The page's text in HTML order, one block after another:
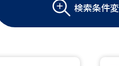
大学パンフ
総合型選抜・学
検索条件